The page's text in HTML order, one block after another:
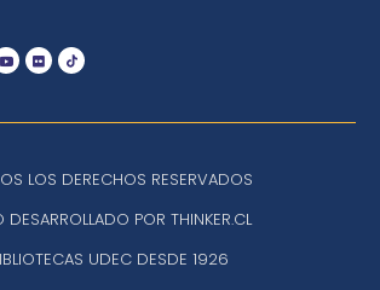
LOS DERECHOS RESERVADOS
DESARROLLADO POR THINKER.CL
UDEC DESDE 1926